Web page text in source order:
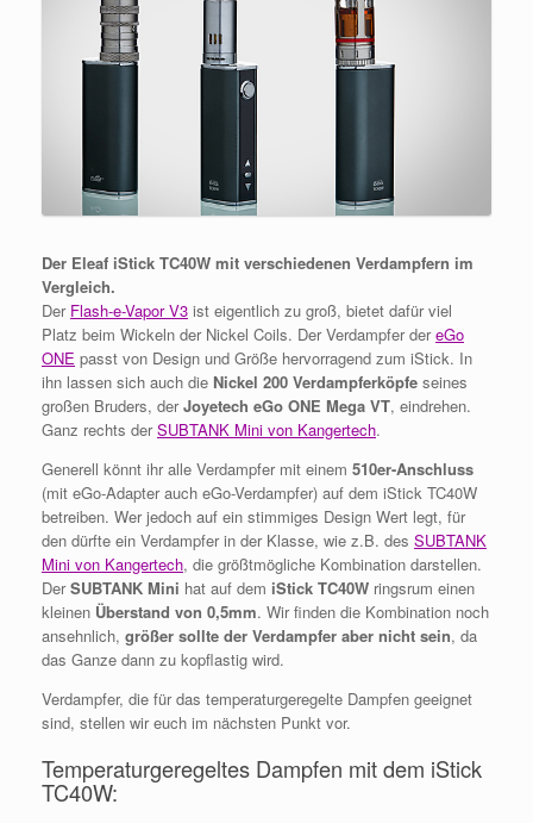
Der Eleaf iStick TC40W mit verschiedenen Verdampfern im
Vergleich.
Der Flash-e-Vapor V3 ist eigentlich zu groß, bietet dafür viel
Platz beim Wickeln der Nickel Coils. Der Verdampfer dereGo
ONE passt von Design und Größe hervorragend zum iStick. In
ihn lassen sich auch die Nickel 200 Verdampferköpfe seines
großen Bruders, derJoyetech eGo ONE Mega VT, eindrehen.
Ganz rechts derSUBTANK Mini von Kangertech.
Generell könnt ihr alle Verdampfer mit einem 510er-Anschluss
(mit eGo-Adapter auch eGo-Verdampfer) auf dem iStick TC40W
betreiben. Wer jedoch auf ein stimmiges Design Wert legt, für
den dürfte ein Verdampfer in der Klasse, wie z.B. des SUBTANK
Mini von Kangertech, die größtmögliche Kombination darstellen.
DerSUBTANK Mini hat auf dem iStick TC40W ringsrum einen
kleinen Überstand von 0,5mm. Wir finden die Kombination noch
ansehnlich, größer sollte der Verdampfer aber nicht sein, da
das Ganze dann zu kopflastig wird.
Verdampfer, die für das temperaturgeregelte Dampfen geeignet
sind, stellen wir euch im nächsten Punkt vor.
Temperaturgeregeltes Dampfen mit dem iStick
TC40W: